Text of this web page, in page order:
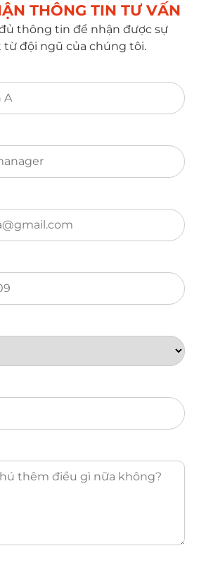
THÔNG TIN TƯ VẤN​
thông tin để nhận được sự
đội ngũ của chúng tôi.